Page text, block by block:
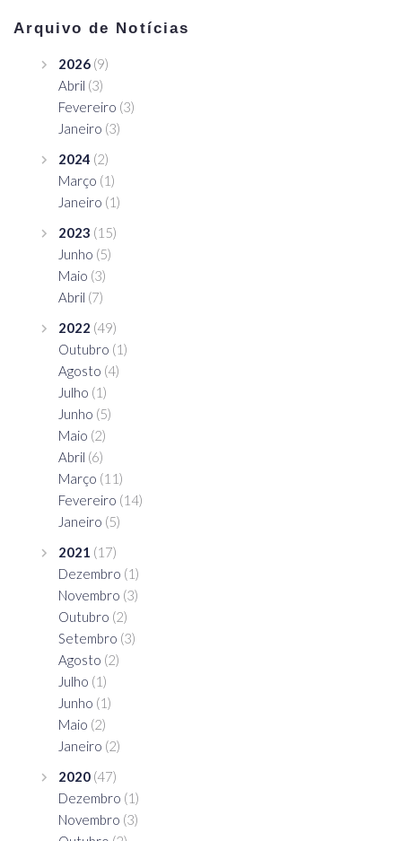
Arquivo de Notícias
2026 (9)
Abril (3)
Fevereiro (3)
Janeiro (3)
2024 (2)
Março (1)
Janeiro (1)
2023 (15)
Junho (5)
Maio (3)
Abril (7)
2022 (49)
Outubro (1)
Agosto (4)
Julho (1)
Junho (5)
Maio (2)
Abril (6)
Março (11)
Fevereiro (14)
Janeiro (5)
2021 (17)
Dezembro (1)
Novembro (3)
Outubro (2)
Setembro (3)
Agosto (2)
Julho (1)
Junho (1)
Maio (2)
Janeiro (2)
2020 (47)
Dezembro (1)
Novembro (3)